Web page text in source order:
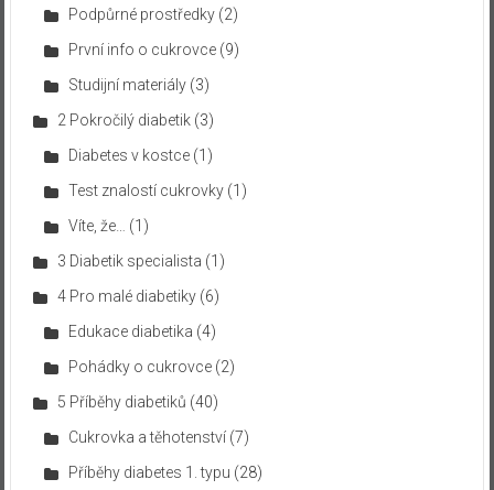
Podpůrné prostředky(2)
První info o cukrovce(9)
Studijní materiály(3)
2 Pokročilý diabetik(3)
Diabetes v kostce(1)
Test znalostí cukrovky(1)
Víte, že…
(1)
3 Diabetik specialista (1)
4 Pro malé diabetiky(6)
Edukace diabetika (4)
Pohádky o cukrovce(2)
5 Příběhy diabetiků (40)
Cukrovka a těhotenství(7)
Příběhy diabetes 1. typu (28)